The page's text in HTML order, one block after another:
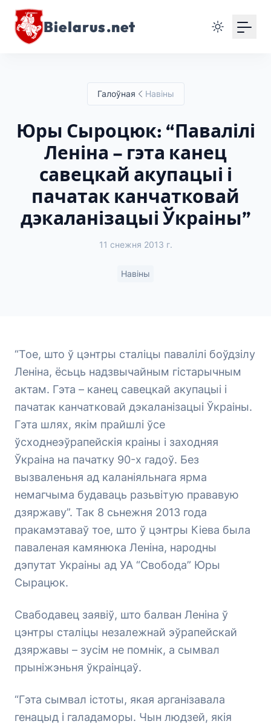
Bielarus.net
Галоўная Навіны
Юры Сыроцюк: “Павалілі
Леніна – гэта канец
савецкай акупацыі і
пачатак канчатковай
дэкаланізацыі Ўкраіны”
11 снежня 2013 г.
Навіны
“Тое, што ў цэнтры сталіцы павалілі боўдзілу
Леніна, ёсьць надзвычайным гістарычным
актам. Гэта – канец савецкай акупацыі і
пачатак канчатковай дэкаланізацыі Ўкраіны.
Гэта шлях, якім прайшлі ўсе
ўсходнеэўрапейскія краіны і заходняя
Ўкраіна на пачатку 90-х гадоў. Без
вызваленьня ад каланіяльнага ярма
немагчыма будаваць разьвітую прававую
дзяржаву”. Так 8 сьнежня 2013 года
пракамэтаваў тое, што ў цэнтры Кіева была
паваленая камянюка Леніна, народны
дэпутат Украіны ад УА “Свобода” Юры
Сырацюк.
Свабодавец заявіў, што балван Леніна ў
цэнтры сталіцы незалежнай эўрапейскай
дзяржавы – зусім не помнік, а сымвал
прыніжэньня ўкраінцаў.
“Гэта сымвал істоты, якая арганізавала
генацыд і галадаморы. Чын людзей, якія